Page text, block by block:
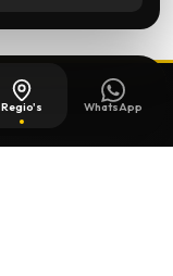
Regio's WhatsApp